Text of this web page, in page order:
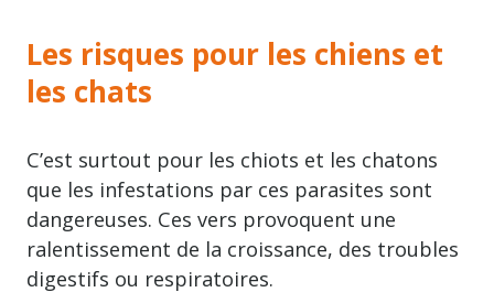
Les risques pour les chiens et
les chats
C’est surtout pour les chiots et les chatons
que les infestations par ces parasites sont
dangereuses. Ces vers provoquent une
ralentissement de la croissance, des troubles
digestifs ou respiratoires.